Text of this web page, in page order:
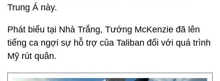
Trung Á này.
Phát biểu tại Nhà Trắng, Tướng McKenzie đã lên
tiếng ca ngợi sự hỗ trợ của Taliban đối với quá trình
Mỹ rút quân.